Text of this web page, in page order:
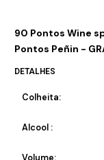
90 Pontos Wine
Pontos Peñin -
DETALHES
Colheita:
Alcool :